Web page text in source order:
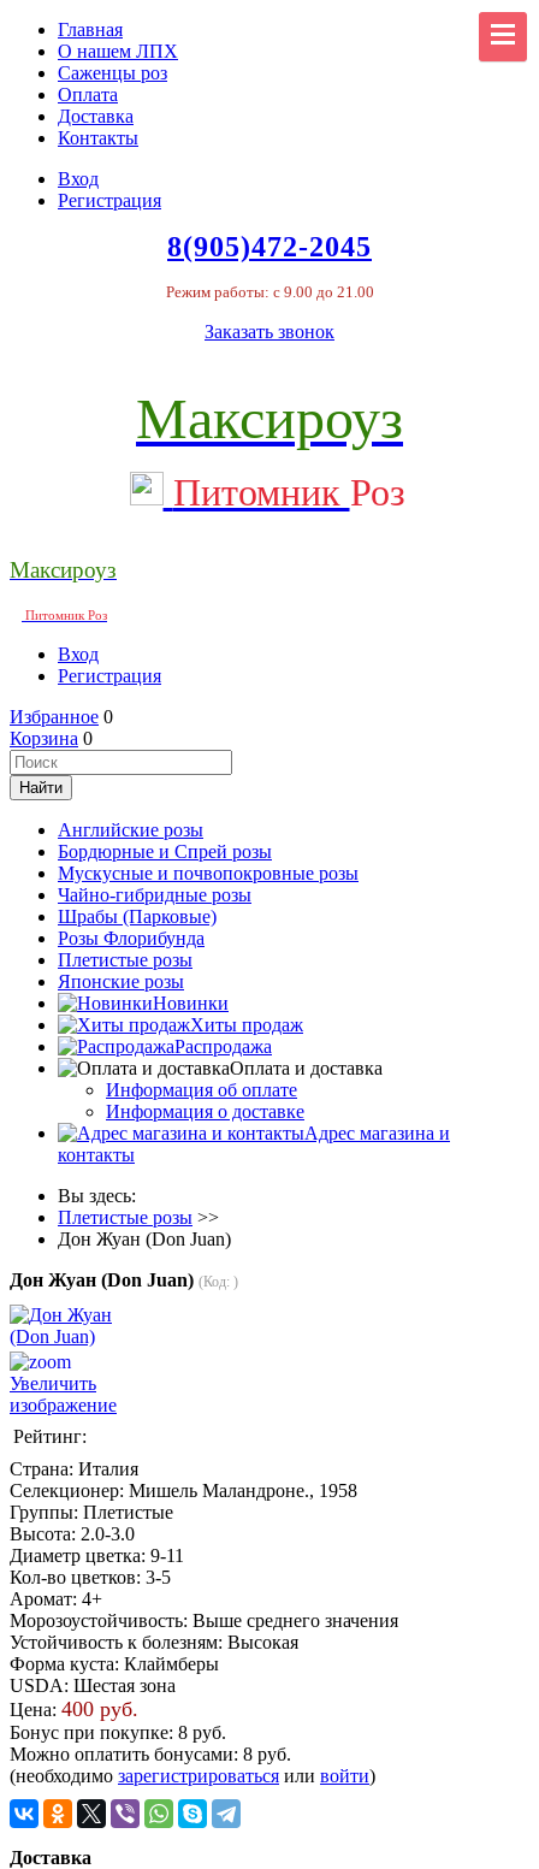
Главная
О нашем ЛПХ
Саженцы роз
Оплата
Доставка
Контакты
Вход
Регистрация
8(905)472-2045
Режим работы: с 9.00 до 21.00
Заказать звонок
Максироуз
Питомник Роз
Максироуз
Питомник Роз
Вход
Регистрация
Избранное 0
Корзина 0
Английские розы
Бордюрные и Спрей розы
Мускусные и почвопокровные розы
Чайно-гибридные розы
Шрабы (Парковые)
Розы Флорибунда
Плетистые розы
Японские розы
Новинки
Хиты продаж
Распродажа
Оплата и доставка
Информация об оплате
Информация о доставке
Адрес магазина и
контакты
Вы здесь:
Плетистые розы >>
Дон Жуан (Don Juan)
Дон Жуан (Don Juan) (Код: )
Увеличить
изображение
Рейтинг:
Страна: Италия
Селекционер: Мишель Маландроне., 1958
Группы: Плетистые
Высота: 2.0-3.0
Диаметр цветка: 9-11
Кол-во цветков: 3-5
Аромат: 4+
Морозоустойчивость: Выше среднего значения
Устойчивость к болезням: Высокая
Форма куста: Клаймберы
USDA: Шестая зона
Цена: 400 руб.
Бонус при покупке: 8 руб.
Можно оплатить бонусами: 8 руб.
(необходимо зарегистрироваться или войти)
Доставка